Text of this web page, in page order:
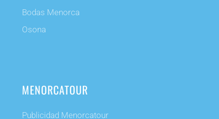
Bodas Menorca
Osona
MENORCATOUR
Publicidad Menorcatour